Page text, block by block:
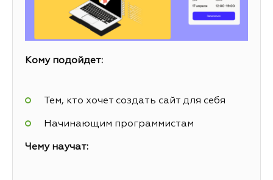
Кому подойдет:
Тем, кто хочет создать сайт для себя
Начинающим программистам
Чему научат: